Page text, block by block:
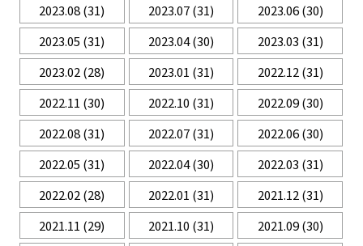
2023.08(31) 2023.07(31) 2023.06(30)
2023.05 (31) 2023.04(30) 2023.03 (31)
2023.02(28) 2023.01 (31) 2022.12(31)
2022.11 (30) 2022.10 (31) 2022.09(30)
2022.08(31) 2022.07(31) 2022.06(30)
2022.05 (31) 2022.04(30) 2022.03 (31)
2022.02(28) 2022.01 (31) 2021.12(31)
2021.11 (29) 2021.10 (31) 2021.09(30)